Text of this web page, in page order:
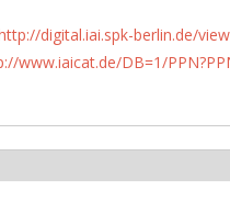
digital.iai.spk-berlin.de/
www.iaicat.de/DB=1/